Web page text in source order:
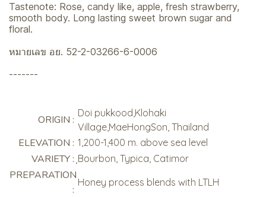
Tastenote: Rose, candy like, apple, fresh strawberry,
smooth body. Long lasting sweet brown sugar and
floral.
หมายเลข อย. 52-2-03266-6-0006
-------
ORIGIN :
Doi pukkood,Klohaki
Village,MaeHongSon, Thailand
ELEVATION : 1,200-1,400 m. above sea level
VARIETY : ฺBourbon, Typica, Catimor
PREPARATION
:
Honey process blends with LTLH